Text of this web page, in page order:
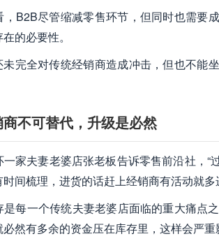
，B2B尽管缩减零售环节，但同时也需要
的必要性。
完全对传统经销商造成冲击，但也不能
不可替代，升级是必然
家夫妻老婆店张老板告诉零售前沿社，
间梳理，进货的话赶上经销商有活动就
是每一个传统夫妻老婆店面临的重大痛点
然有多余的资金压在库存里，这样会严重